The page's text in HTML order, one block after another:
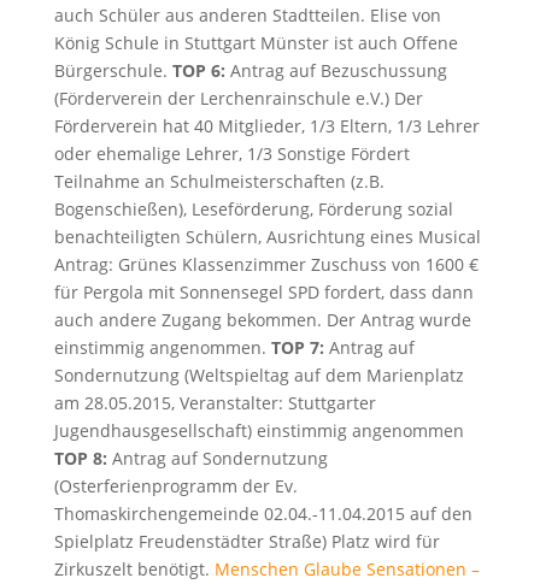
auch Schüler aus anderen Stadtteilen. Elise von
König Schule in Stuttgart Münster ist auch Offene
Bürgerschule. TOP 6: Antrag auf Bezuschussung
(Förderverein der Lerchenrainschule e.V.) Der
Förderverein hat 40 Mitglieder, 1/3 Eltern, 1/3 Lehrer
oder ehemalige Lehrer, 1/3 Sonstige Fördert
Teilnahme an Schulmeisterschaften (z.B.
Bogenschießen), Leseförderung, Förderung sozial
benachteiligten Schülern, Ausrichtung eines Musical
Antrag: Grünes Klassenzimmer Zuschuss von 1600 €
für Pergola mit Sonnensegel SPD fordert, dass dann
auch andere Zugang bekommen. Der Antrag wurde
einstimmig angenommen. TOP 7: Antrag auf
Sondernutzung (Weltspieltag auf dem Marienplatz
am 28.05.2015, Veranstalter: Stuttgarter
Jugendhausgesellschaft) einstimmig angenommen
TOP 8: Antrag auf Sondernutzung
(Osterferienprogramm der Ev.
Thomaskirchengemeinde 02.04.-11.04.2015 auf den
Spielplatz Freudenstädter Straße) Platz wird für
Zirkuszelt benötigt. Menschen Glaube Sensationen –